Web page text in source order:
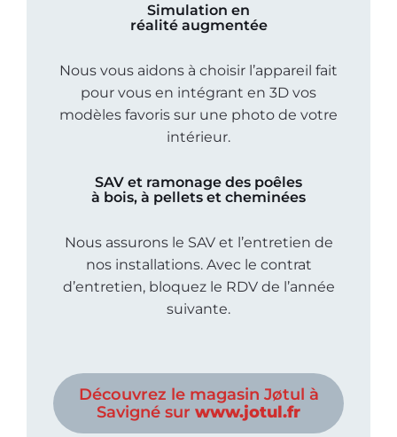
Simulation en
réalité augmentée
Nous vous aidons à choisir l’appareil fait
pour vous en intégrant en 3D vos
modèles favoris sur une photo de votre
intérieur.
SAV et ramonage des poêles
à bois, à pellets et cheminées
Nous assurons le SAV et l’entretien de
nos installations. Avec le contrat
d’entretien, bloquez le RDV de l’année
suivante.
Découvrez le magasin Jøtul à
Savigné sur www.jotul.fr